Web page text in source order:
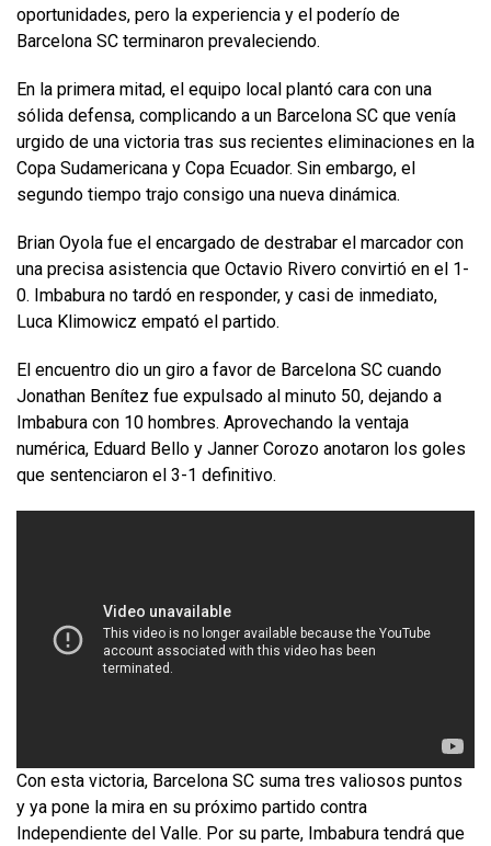
oportunidades, pero la experiencia y el poderío de
Barcelona SC terminaron prevaleciendo.
En la primera mitad, el equipo local plantó cara con una
sólida defensa, complicando a un Barcelona SC que venía
urgido de una victoria tras sus recientes eliminaciones en la
Copa Sudamericana y Copa Ecuador. Sin embargo, el
segundo tiempo trajo consigo una nueva dinámica.
Brian Oyola fue el encargado de destrabar el marcador con
una precisa asistencia que Octavio Rivero convirtió en el 1-
0. Imbabura no tardó en responder, y casi de inmediato,
Luca Klimowicz empató el partido.
El encuentro dio un giro a favor de Barcelona SC cuando
Jonathan Benítez fue expulsado al minuto 50, dejando a
Imbabura con 10 hombres. Aprovechando la ventaja
numérica, Eduard Bello y Janner Corozo anotaron los goles
que sentenciaron el 3-1 definitivo.
Con esta victoria, Barcelona SC suma tres valiosos puntos
y ya pone la mira en su próximo partido contra
Independiente del Valle. Por su parte, Imbabura tendrá que